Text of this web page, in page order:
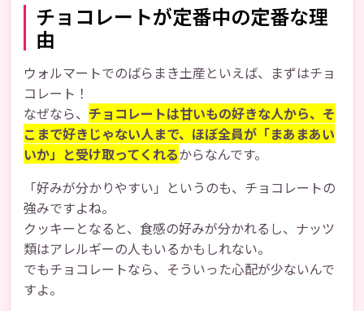
チョコレートが定番中の定番な理
由
ウォルマートでのばらまき土産といえば、まずはチョ
コレート！
なぜなら、 チョコレートは甘いもの好きな人から、そ
こまで好きじゃない人まで、ほぼ全員が「まあまあい
いか」と受け取ってくれるからなんです。
「好みが分かりやすい」というのも、チョコレートの
強みですよね。
クッキーとなると、食感の好みが分かれるし、ナッツ
類はアレルギーの人もいるかもしれない。
でもチョコレートなら、そういった心配が少ないんで
すよ。